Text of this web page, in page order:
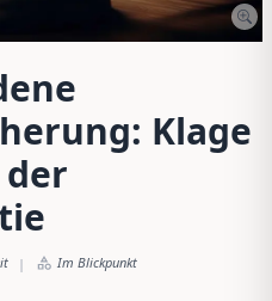
Klage
| Im Blickpunkt